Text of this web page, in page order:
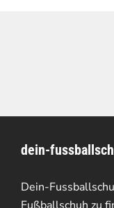
dein-
Dein-